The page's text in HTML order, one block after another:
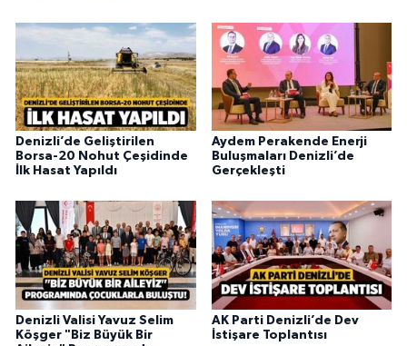
Denizli’de Geliştirilen
Borsa-20 Nohut Çeşidinde
İlk Hasat Yapıldı
Aydem Perakende Enerji
Buluşmaları Denizli’de
Gerçekleşti
Denizli Valisi Yavuz Selim
Köşger "Biz Büyük Bir
AK Parti Denizli’de Dev
İstişare Toplantısı